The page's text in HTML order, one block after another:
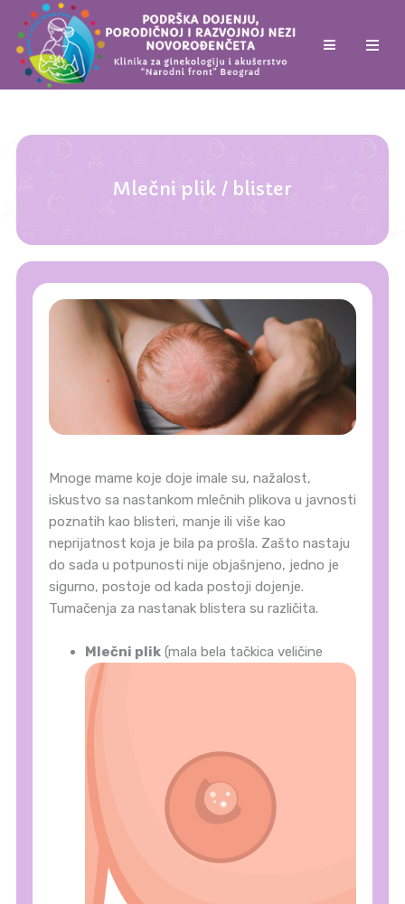
Mlečni plik / blister
Mnoge mame koje doje imale su, nažalost,
iskustvo sa nastankom mlečnih plikova u javnosti
poznatih kao blisteri, manje ili više kao
neprijatnost koja je bila pa prošla. Zašto nastaju
do sada u potpunosti nije objašnjeno, jedno je
sigurno, postoje od kada postoji dojenje.
Tumačenja za nastanak blistera su različita.
Mlečni plik (mala bela tačkica veličine